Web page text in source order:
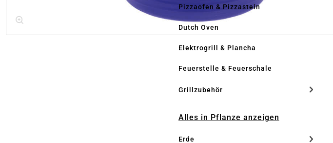
Pizzaofen & Pizzastein
Dutch Oven
Elektrogrill & Plancha
Feuerstelle & Feuerschale
Grillzubehör
Alles in Pflanze anzeigen
Erde